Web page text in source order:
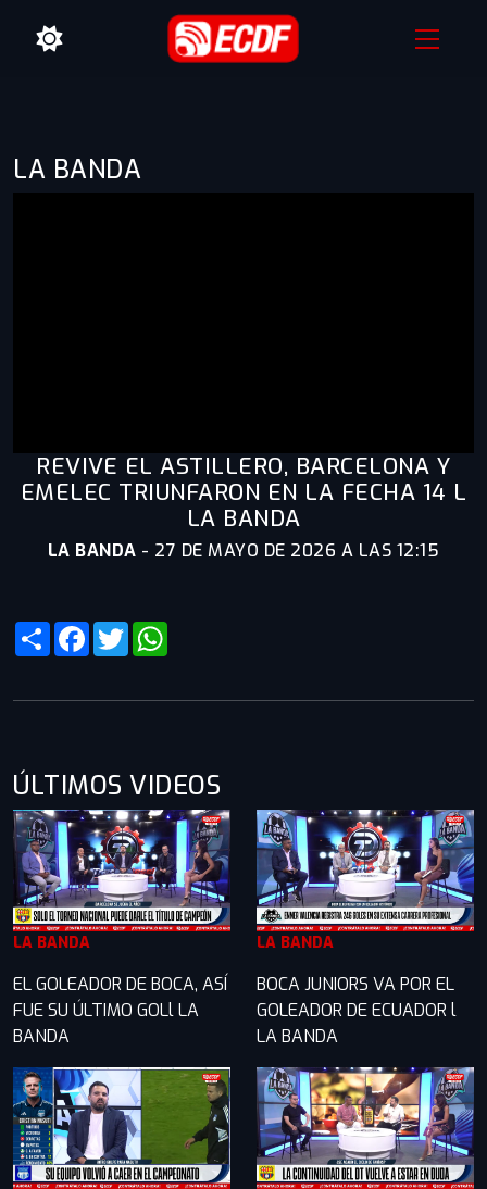
LA BANDA
REVIVE EL ASTILLERO, BARCELONA Y
EMELEC TRIUNFARON EN LA FECHA 14 L
LA BANDA
LA BANDA - 27 DE MAYO DE 2026 A LAS 12:15
ShareFacebook
Twitter
ÚLTIMOS VIDEOS
LA BANDA
EL GOLEADOR DE BOCA, ASÍ
FUE SU ÚLTIMO GOLl LA
BANDA
LA BANDA
BOCA JUNIORS VA POR EL
GOLEADOR DE ECUADOR l
LA BANDA